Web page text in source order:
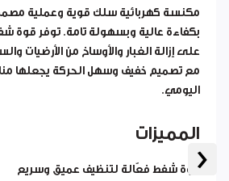
‹
مكنسة كهربائية سلك قوية وعملية
بكفاءة عالية وبسهولة تامة. توفر قوة
على إزالة الغبار والأوساخ من الأرضيات
مع تصميم خفيف وسهل الحركة يجعلها
اليومي.
المميزات
قوة شفط فعّالة لتنظيف عميق وسريع